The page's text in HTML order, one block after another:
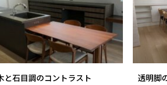
と石目調のコントラスト 透明脚